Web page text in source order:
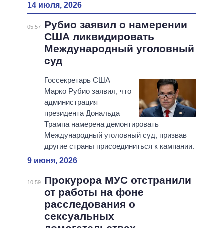
14 июля, 2026
05:57
Рубио заявил о намерении
США ликвидировать
Международный уголовный
суд
Госсекретарь США
Марко Рубио заявил, что
администрация
президента Дональда
Трампа намерена демонтировать
Международный уголовный суд, призвав
другие страны присоединиться к кампании.
9 июня, 2026
10:59
Прокурора МУС отстранили
от работы на фоне
расследования о
сексуальных